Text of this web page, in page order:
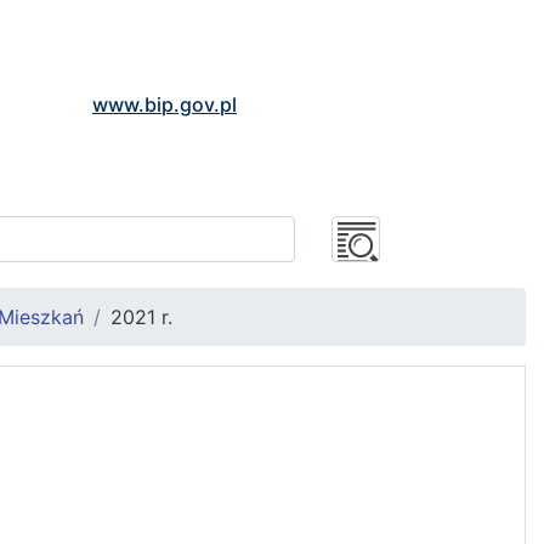
www.bip.gov.pl
2021 r.